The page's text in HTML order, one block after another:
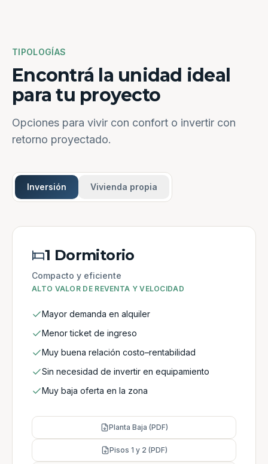
TIPOLOGÍAS
Encontrá la unidad ideal
para tu proyecto
Opciones para vivir con confort o invertir con
retorno proyectado.
Inversión Vivienda propia
1 Dormitorio
Compacto y eficiente
ALTO VALOR DE REVENTA Y VELOCIDAD
Mayor demanda en alquiler
Menor ticket de ingreso
Muy buena relación costo–rentabilidad
Sin necesidad de invertir en equipamiento
Muy baja oferta en la zona
Planta Baja (PDF)
Pisos 1 y 2 (PDF)